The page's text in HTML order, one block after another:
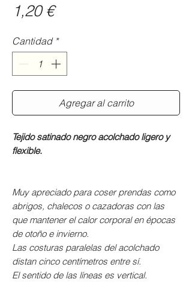
1,20 €Precio
Cantidad *
Agregar al carrito
Tejido satinado negro acolchado ligero y
flexible.
Muy apreciado para coser prendas como
abrigos, chalecos o cazadoras con las
que mantener el calor corporal en épocas
de otoño e invierno.
Las costuras paralelas del acolchado
distan cinco centímetros entre sí.
El sentido de las líneas es vertical.